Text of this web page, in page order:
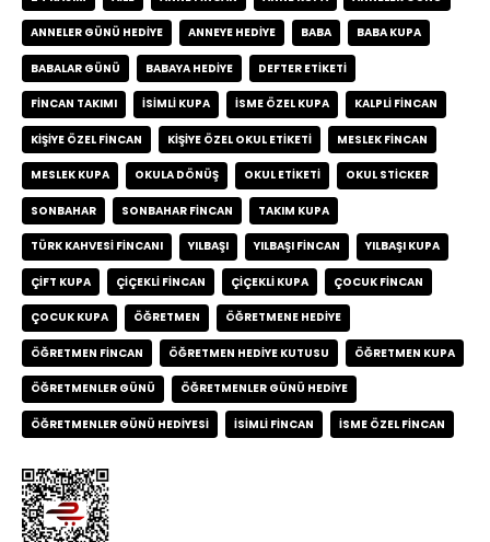
ANNELER GÜNÜ HEDIYE ANNEYE HEDIYE BABA BABA KUPA
BABALAR GÜNÜ BABAYA HEDIYE DEFTER ETIKETI
FINCAN TAKIMI ISIMLI KUPA ISME ÖZEL KUPA KALPLI FINCAN
KIŞIYE ÖZEL FINCAN KIŞIYE ÖZEL OKUL ETIKETI MESLEK FINCAN
MESLEK KUPA OKULA DÖNÜŞ OKUL ETIKETI OKUL STICKER
SONBAHAR SONBAHAR FINCAN TAKIM KUPA
TÜRK KAHVESI FINCANI YILBAŞI YILBAŞI FINCAN YILBAŞI KUPA
ÇIFT KUPA ÇIÇEKLI FINCAN ÇIÇEKLI KUPA ÇOCUK FINCAN
ÇOCUK KUPA ÖĞRETMEN ÖĞRETMENE HEDIYE
ÖĞRETMEN FINCAN ÖĞRETMEN HEDIYE KUTUSU ÖĞRETMEN KUPA
ÖĞRETMENLER GÜNÜ ÖĞRETMENLER GÜNÜ HEDIYE
ÖĞRETMENLER GÜNÜ HEDIYESI İSIMLI FINCAN İSME ÖZEL FINCAN